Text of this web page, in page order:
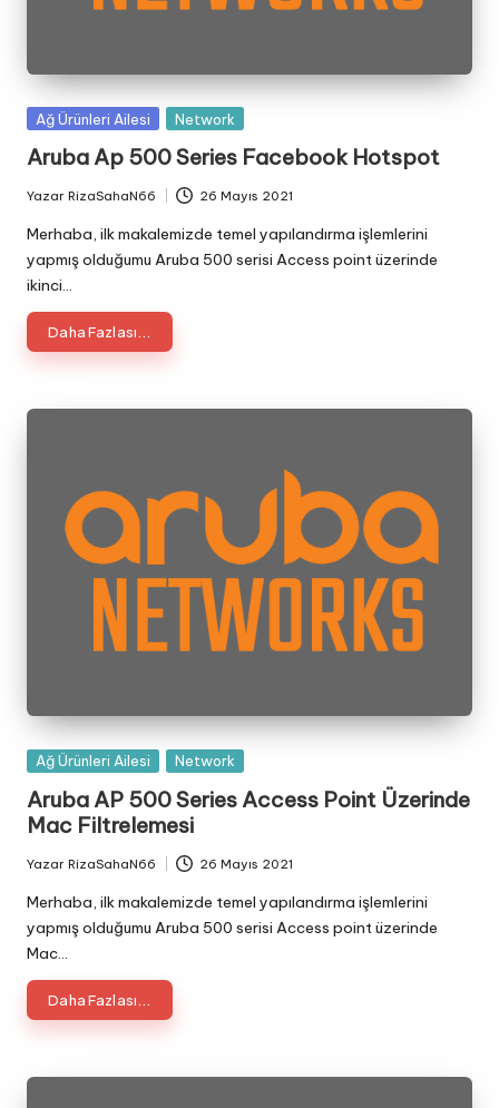
Posted
Ağ Ürünleri Ailesi Network
Aruba Ap 500 Series Facebook Hotspot
Posted
by
Yazar RizaSahaN66 26 Mayıs 2021
Merhaba, ilk makalemizde temel yapılandırma işlemlerini
yapmış olduğumu Aruba 500 serisi Access point üzerinde
ikinci…
Daha Fazlası...
Posted
Ağ Ürünleri Ailesi Network
Aruba AP 500 Series Access Point Üzerinde
Mac Filtrelemesi
Posted
by
Yazar RizaSahaN66 26 Mayıs 2021
Merhaba, ilk makalemizde temel yapılandırma işlemlerini
yapmış olduğumu Aruba 500 serisi Access point üzerinde
Mac…
Daha Fazlası...